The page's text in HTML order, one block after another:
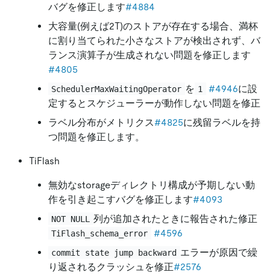
バグを修正します#4884
大容量(例えば2T)のストアが存在する場合、満杯
に割り当てられた小さなストアが検出されず、バ
ランス演算子が生成されない問題を修正します
#4805
SchedulerMaxWaitingOperator を 1 #4946に設
定するとスケジューラーが動作しない問題を修正
ラベル分布がメトリクス#4825に残留ラベルを持
つ問題を修正します。
TiFlash
無効なstorageディレクトリ構成が予期しない動
作を引き起こすバグを修正します#4093
NOT NULL 列が追加されたときに報告された修正
TiFlash_schema_error #4596
commit state jump backward エラーが原因で繰
り返されるクラッシュを修正#2576